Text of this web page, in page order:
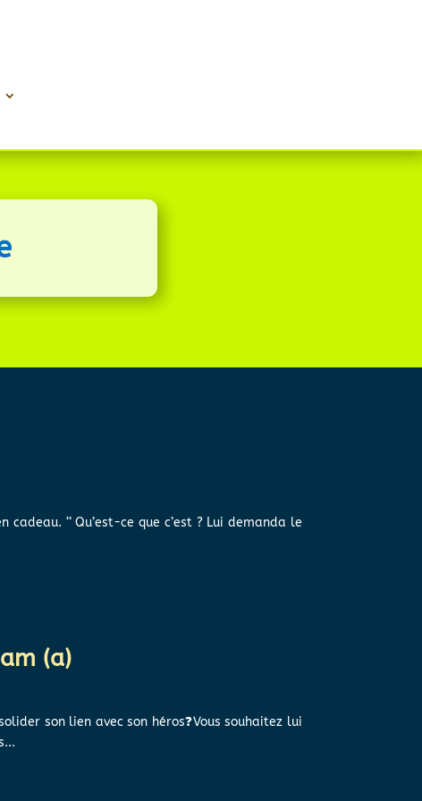
‘’ Qu’est-ce que c’est ? Lui demanda le
(a)
son lien avec son héros❓Vous souhaitez lui